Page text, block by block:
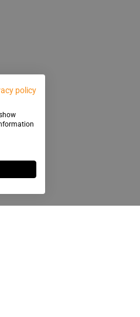
policy